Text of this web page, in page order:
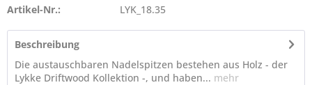
Artikel-Nr.: LYK_18.35
Beschreibung
Die austauschbaren Nadelspitzen bestehen aus Holz - der
Lykke Driftwood Kollektion -, und haben... mehr